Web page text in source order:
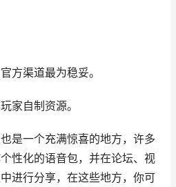
方渠道最为稳妥。
家自制资源。
是一个充满惊喜的地方，许多
性化的语音包，并在论坛、视
进行分享，在这些地方，你可